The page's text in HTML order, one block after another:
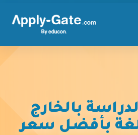
بالخارج
بأفضل سعر